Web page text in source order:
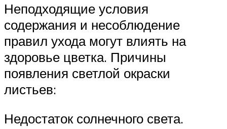
Неподходящие условия
содержания и несоблюдение
правил ухода могут влиять на
здоровье цветка. Причины
появления светлой окраски
листьев:
Недостаток солнечного света.